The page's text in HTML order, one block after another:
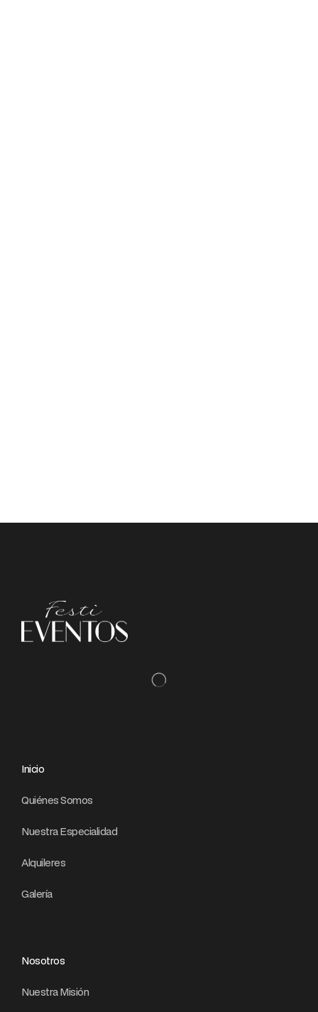
Inicio
Quiénes Somos
Nuestra Especialidad
Alquileres
Galería
Nosotros
Nuestra Misión